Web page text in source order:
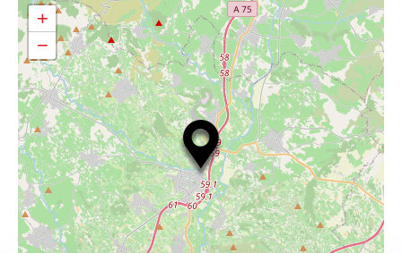
+
−